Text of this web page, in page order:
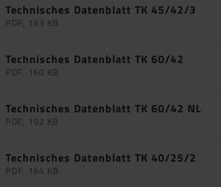
Technisches Datenblatt TK 45/42/3
PDF, 163 KB
Technisches Datenblatt TK 60/42
PDF, 160 KB
Technisches Datenblatt TK 60/42 NL
PDF, 192 KB
Technisches Datenblatt TK 40/25/2
PDF, 164 KB